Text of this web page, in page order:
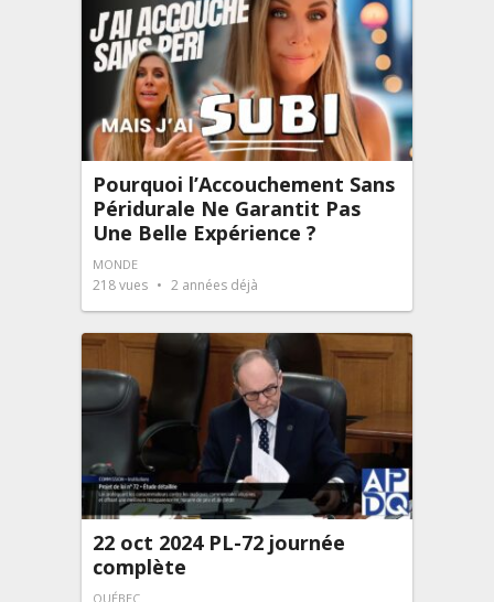
Pourquoi l’Accouchement Sans
Péridurale Ne Garantit Pas
Une Belle Expérience ?
MONDE
218vues 2 années déjà
22 oct 2024 PL-72 journée
complète
QUÉBEC